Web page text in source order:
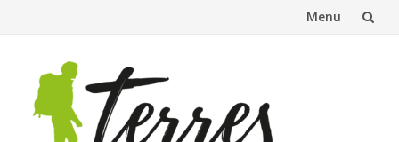
Menu
contenu